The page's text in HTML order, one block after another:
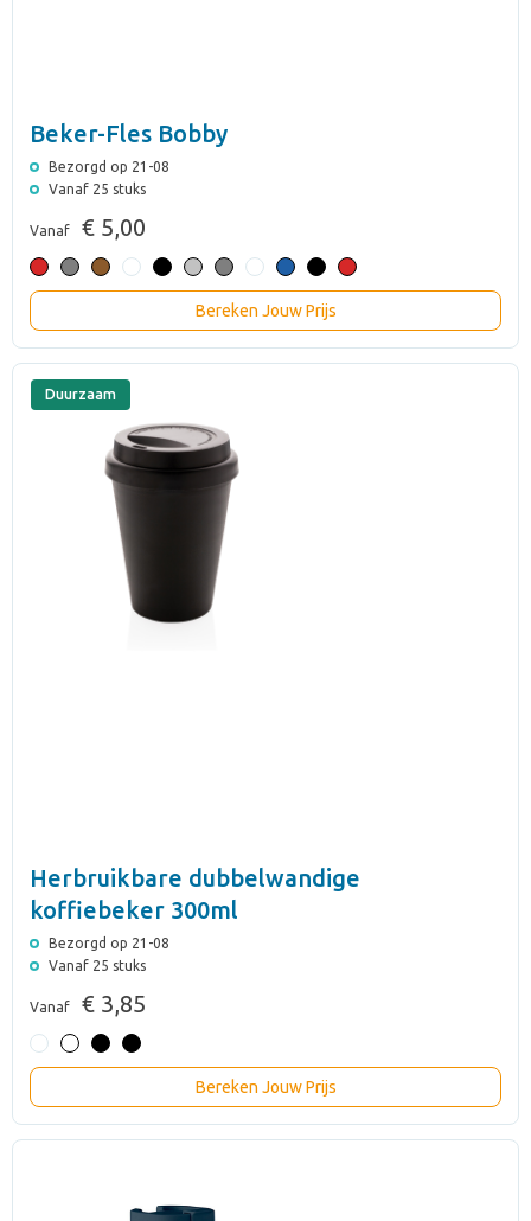
Beker-Fles Bobby
Bezorgd op 21-08
Vanaf 25 stuks
Vanaf € 5,00
Bereken Jouw Prijs
Duurzaam
Herbruikbare dubbelwandige
koffiebeker 300ml
Bezorgd op 21-08
Vanaf 25 stuks
Vanaf € 3,85
Bereken Jouw Prijs